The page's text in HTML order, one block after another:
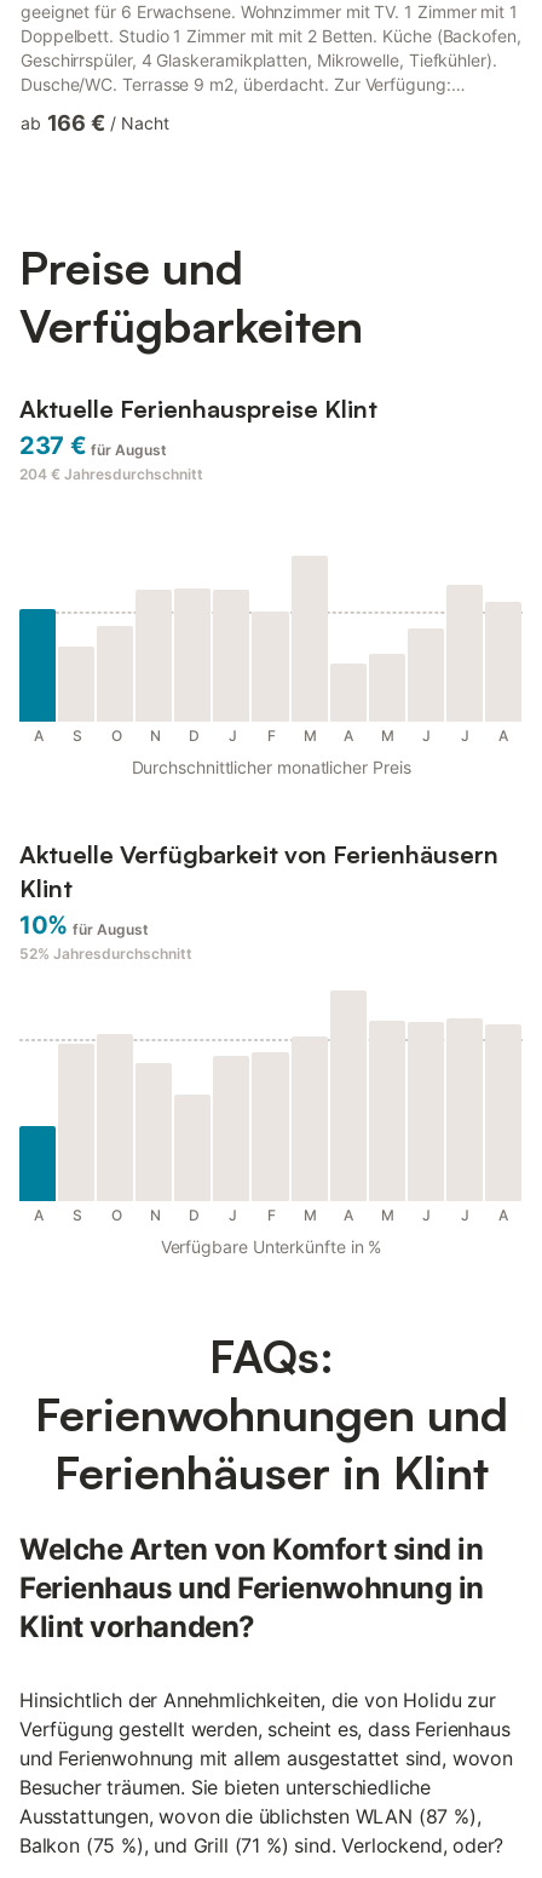
geeignet für 6 Erwachsene. Wohnzimmer mit TV. 1 Zimmer mit 1
Doppelbett. Studio 1 Zimmer mit mit 2 Betten. Küche (Backofen,
Geschirrspüler, 4 Glaskeramikplatten, Mikrowelle, Tiefkühler).
Dusche/WC. Terrasse 9 m2, überdacht. Zur Verfügung:
Nichtraucher-Unterkunft. Buchungen sind nur zu touristischen
ab 166 € / Nacht
Preise und
Verfügbarkeiten
Aktuelle Ferienhauspreise Klint
237 € für August
204 € Jahresdurchschnitt
A S O N D J F M A M J J A
Durchschnittlicher monatlicher Preis
Aktuelle Verfügbarkeit von Ferienhäusern
Klint
10% für August
52% Jahresdurchschnitt
A S O N D J F M A M J J A
Verfügbare Unterkünfte in %
FAQs:
Ferienwohnungen und
Ferienhäuser in Klint
Welche Arten von Komfort sind in
Ferienhaus und Ferienwohnung in
Klint vorhanden?
Hinsichtlich der Annehmlichkeiten, die von Holidu zur
Verfügung gestellt werden, scheint es, dass Ferienhaus
und Ferienwohnung mit allem ausgestattet sind, wovon
Besucher träumen. Sie bieten unterschiedliche
Ausstattungen, wovon die üblichsten WLAN (87 %),
Balkon (75 %), und Grill (71 %) sind. Verlockend, oder?